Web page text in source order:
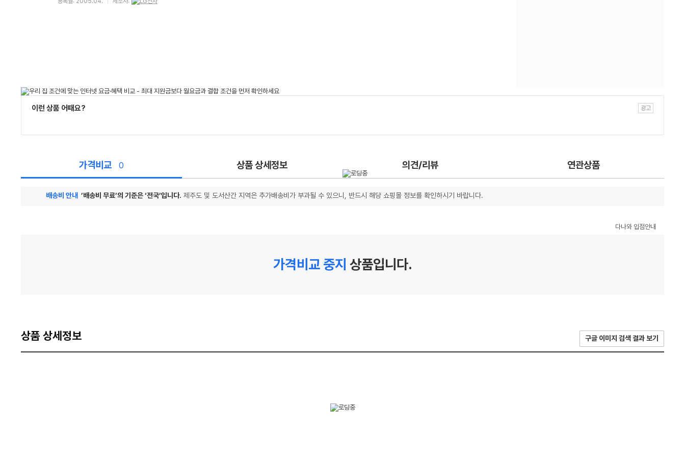
이런 상품 어때요?
가격비교 0 상품 상세정보 의견/리뷰 연관상품
배송비 안내 ’배송비 무료’의 기준은 ‘전국’입니다. 제주도 및 도서산간 지역은 추가배송비가 부과될 수 있으니, 반드시 해당 쇼핑몰 정보를 확인하시기 바랍니다.
다나와 입점안내
가격비교 중지 상품입니다.
상품 상세정보 구글 이미지 검색 결과 보기